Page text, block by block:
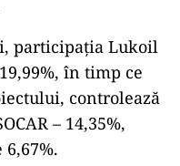
participaţia Lukoil
în timp ce
controlează
– 14,35%,
6,67%.